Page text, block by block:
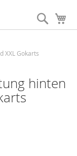
Suche
XXL Gokarts
hinten